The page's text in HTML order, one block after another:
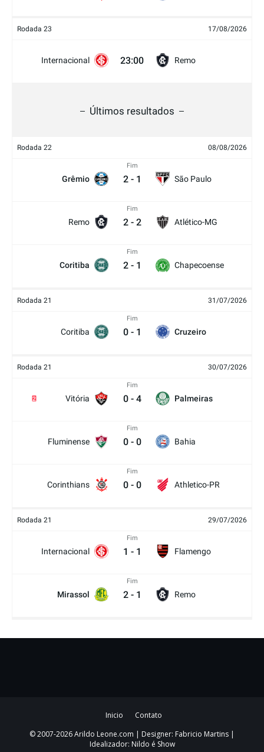
Rodada 23 17/08/2026
Internacional 23:00 Remo
Últimos resultados
Rodada 22 08/08/2026
Grêmio
Fim
2 - 1 São Paulo
Remo
Fim
2 - 2 Atlético-MG
Coritiba
Fim
2 - 1 Chapecoense
Rodada 21 31/07/2026
Coritiba
Fim
0 - 1 Cruzeiro
Rodada 21 30/07/2026
Vitória
2
Fim
0 - 4 Palmeiras
Fluminense
Fim
0 - 0 Bahia
Corinthians
Fim
0 - 0 Athletico-PR
Rodada 21 29/07/2026
Internacional
Fim
1 - 1 Flamengo
Mirassol
Fim
2 - 1 Remo
Inicio
Contato
© 2007-2026 Arildo Leone.com | Designer: Fabricio Martins |
Idealizador: Nildo é Show